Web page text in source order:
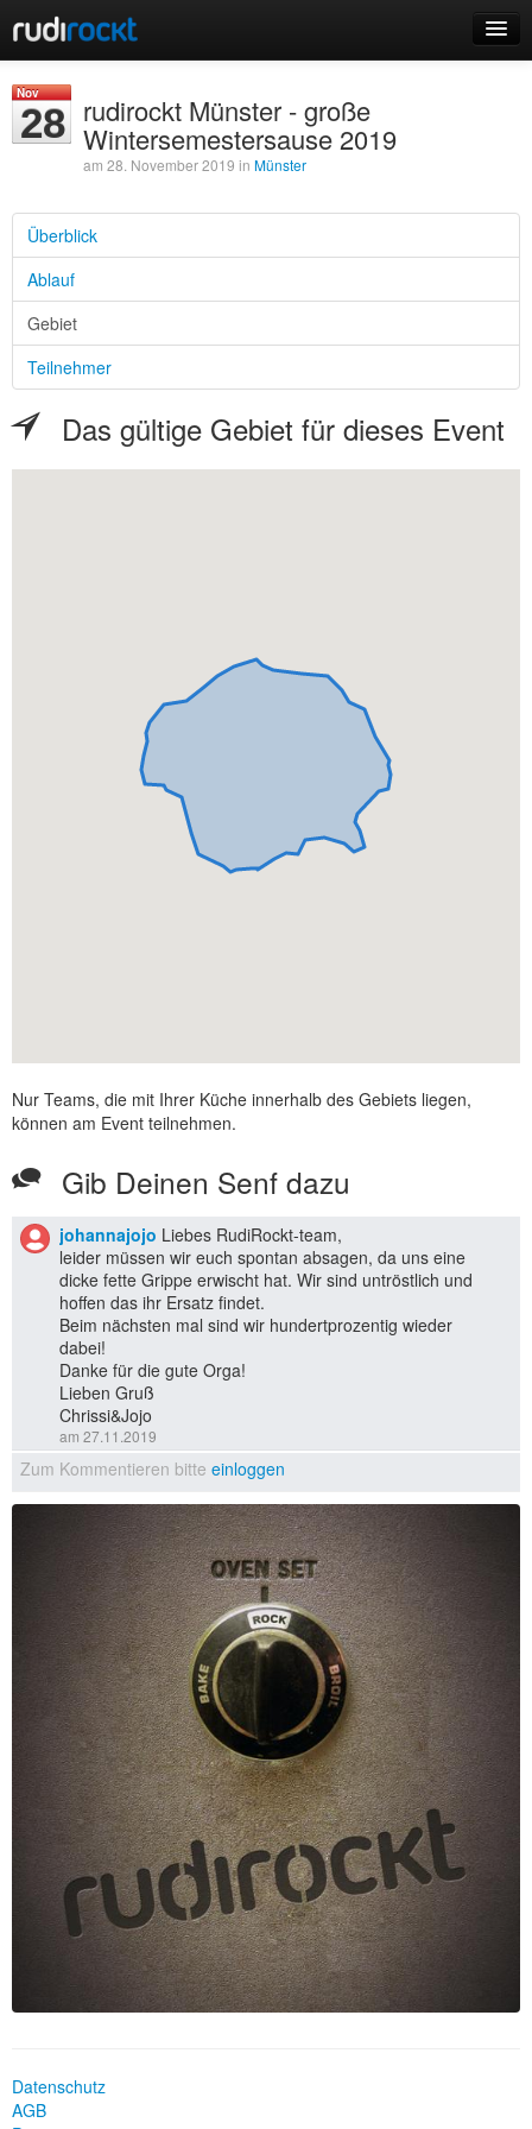
Events
Login
Registrieren
Nov
28 rudirockt Münster - große
Wintersemestersause 2019
am 28. November 2019 in Münster
Überblick
Ablauf
Gebiet
Teilnehmer
Das gültige Gebiet für dieses Event
Nur Teams, die mit Ihrer Küche innerhalb des Gebiets liegen,
können am Event teilnehmen.
Gib Deinen Senf dazu
johannajojo Liebes RudiRockt-team,
leider müssen wir euch spontan absagen, da uns eine
dicke fette Grippe erwischt hat. Wir sind untröstlich und
hoffen das ihr Ersatz findet.
Beim nächsten mal sind wir hundertprozentig wieder
dabei!
Danke für die gute Orga!
Lieben Gruß
Chrissi&Jojo
am 27.11.2019
Zum Kommentieren bitte einloggen
Datenschutz
AGB